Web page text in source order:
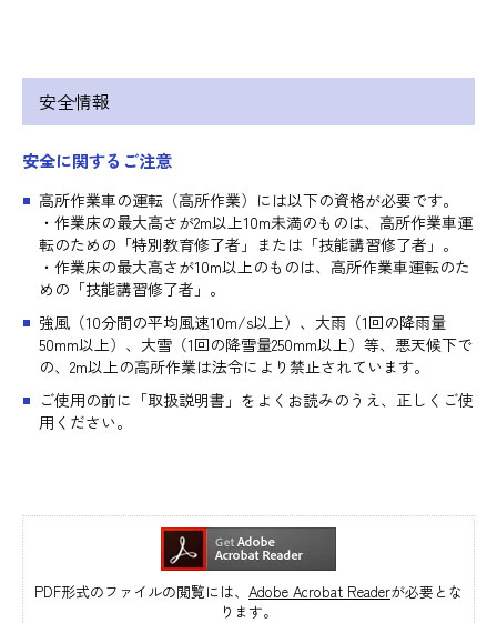
安全情報
安全に関するご注意
高所作業車の運転（高所作業）には以下の資格が必要です。
・作業床の最大高さが2m以上10m未満のものは、高所作業車運
転のための「特別教育修了者」または「技能講習修了者」。
・作業床の最大高さが10m以上のものは、高所作業車運転のた
めの「技能講習修了者」。
強風（10分間の平均風速10m/s以上）、大雨（1回の降雨量
50mm以上）、大雪（1回の降雪量250mm以上）等、悪天候下で
の、2m以上の高所作業は法令により禁止されています。
ご使用の前に「取扱説明書」をよくお読みのうえ、正しくご使
用ください。
PDF形式のファイルの閲覧には、 Adobe Acrobat Readerが必要とな
ります。